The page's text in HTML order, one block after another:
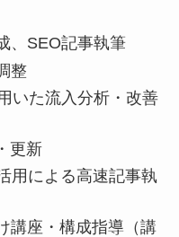
、SEO記事執筆
整
いた流入分析・改善
更新
用による高速記事執
講座・構成指導（講